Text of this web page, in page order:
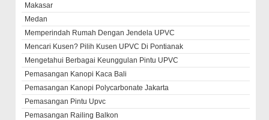
Makasar
Medan
Memperindah Rumah Dengan Jendela UPVC
Mencari Kusen? Pilih Kusen UPVC Di Pontianak
Mengetahui Berbagai Keunggulan Pintu UPVC
Pemasangan Kanopi Kaca Bali
Pemasangan Kanopi Polycarbonate Jakarta
Pemasangan Pintu Upvc
Pemasangan Railing Balkon